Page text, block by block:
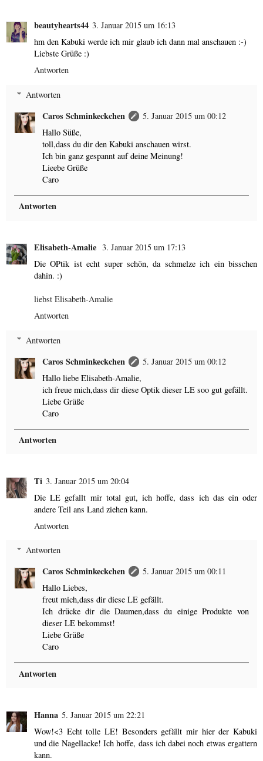
beautyhearts44 3. Januar 2015 um 16:13
hm den Kabuki werde ich mir glaub ich dann mal anschauen :-)
Liebste Grüße :)
Antworten
Antworten
Caros Schminkeckchen
5. Januar 2015 um 00:12
Hallo Süße,
toll,dass du dir den Kabuki anschauen wirst.
Ich bin ganz gespannt auf deine Meinung!
Lieebe Grüße
Caro
Antworten
Elisabeth-Amalie 3. Januar 2015 um 17:13
Die OPtik ist echt super schön, da schmelze ich ein bisschen
dahin. :)
liebst Elisabeth-Amalie
Antworten
Antworten
Caros Schminkeckchen
5. Januar 2015 um 00:12
Hallo liebe Elisabeth-Amalie,
ich freue mich,dass dir diese Optik dieser LE soo gut gefällt.
Liebe Grüße
Caro
Antworten
Ti 3. Januar 2015 um 20:04
Die LE gefallt mir total gut, ich hoffe, dass ich das ein oder
andere Teil ans Land ziehen kann.
Antworten
Antworten
Caros Schminkeckchen
5. Januar 2015 um 00:11
Hallo Liebes,
freut mich,dass dir diese LE gefällt.
Ich drücke dir die Daumen,dass du einige Produkte von
dieser LE bekommst!
Liebe Grüße
Caro
Antworten
Hanna 5. Januar 2015 um 22:21
Wow!<3 Echt tolle LE! Besonders gefällt mir hier der Kabuki
und die Nagellacke! Ich hoffe, dass ich dabei noch etwas ergattern
kann.